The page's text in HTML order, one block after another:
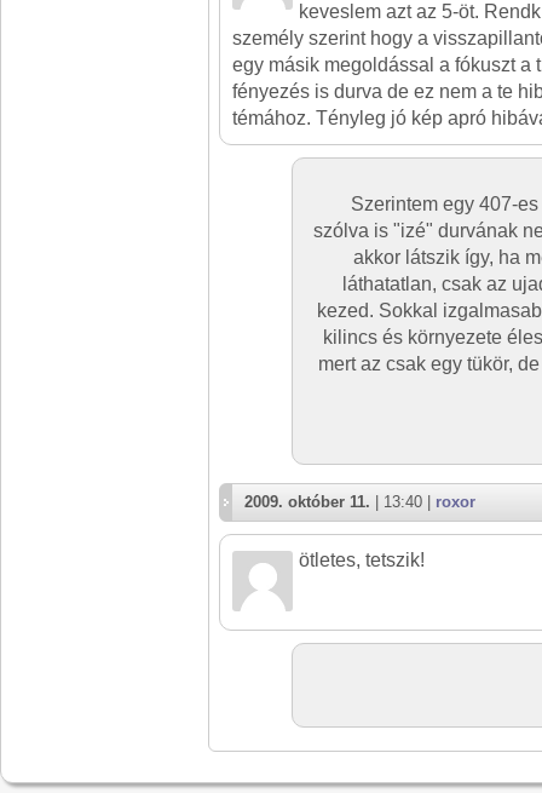
keveslem azt az 5-öt.
személy szerint hogy a
egy másik megoldással a fókuszt a
fényezés is durva de ez nem a te
témához. Tényleg jó kép apró
Szerintem egy 407-
szólva is "izé" durvának
akkor látszik így, ha
láthatatlan, csak az
kezed. Sokkal
kilincs és környezete
mert az csak egy tükör,
2009. október 11. | 13:40 | roxor
ötletes, tetszik!